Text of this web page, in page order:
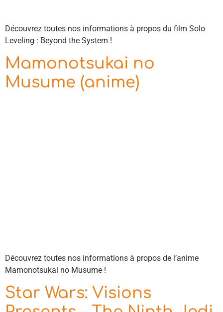
Découvrez toutes nos informations à propos du film Solo
Leveling : Beyond the System !
Mamonotsukai no
Musume (anime)
Découvrez toutes nos informations à propos de l’anime
Mamonotsukai no Musume !
Star Wars: Visions